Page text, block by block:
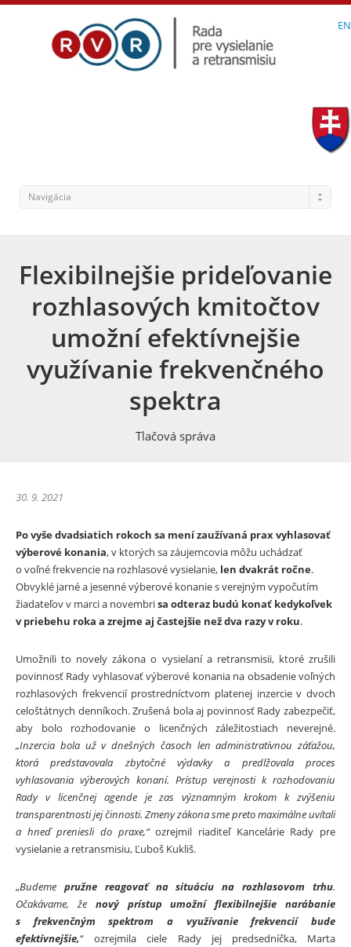
EN
Navigácia
Flexibilnejšie prideľovanie
rozhlasových kmitočtov
umožní efektívnejšie
využívanie frekvenčného
spektra
Tlačová správa
30. 9. 2021
Po vyše dvadsiatich rokoch sa mení zaužívaná prax vyhlasovať
výberové konania, v ktorých sa záujemcovia môžu uchádzať
o voľné frekvencie na rozhlasové vysielanie, len dvakrát ročne.
Obvyklé jarné a jesenné výberové konanie s verejným vypočutím
žiadateľov v marci a novembrisa odteraz budú konať kedykoľvek
v priebehu roka a zrejme aj častejšie než dva razy v roku.
Umožnili to novely zákona o vysielaní a retransmisii, ktoré zrušili
povinnosť Rady vyhlasovať výberové konania na obsadenie voľných
rozhlasových frekvencií prostredníctvom platenej inzercie v dvoch
celoštátnych denníkoch. Zrušená bola aj povinnosť Rady zabezpečiť,
aby bolo rozhodovanie o licenčných záležitostiach neverejné.
„Inzercia bola už v dnešných časoch len administratívnou záťažou,
ktorá predstavovala zbytočné výdavky a predlžovala proces
vyhlasovania výberových konaní. Prístup verejnosti k rozhodovaniu
Rady v licenčnej agende je zas významným krokom k zvýšeniu
transparentnosti jej činnosti. Zmeny zákona sme preto maximálne uvítali
a hneď preniesli do praxe,“ozrejmil riaditeľ Kancelárie Rady pre
vysielanie a retransmisiu, Ľuboš Kukliš.
„Budeme pružne reagovať na situáciu na rozhlasovom trhu.
Očakávame, že nový prístup umožní flexibilnejšie narábanie
s frekvenčným spektrom a využívanie frekvencií bude
efektívnejšie,“ ozrejmila ciele Rady jej predsedníčka, Marta